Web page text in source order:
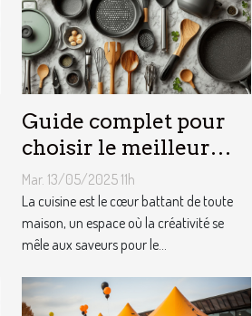
Guide complet pour
choisir le meilleur
équipement de
cuisine
Mar. 13/05/2025 11h
La cuisine est le cœur battant de toute
maison, un espace où la créativité se
mêle aux saveurs pour le...